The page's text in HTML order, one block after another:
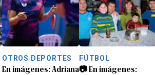
OTROS DEPORTES
En imágenes: Adriana
FÚTBOL
📷 En imágenes: